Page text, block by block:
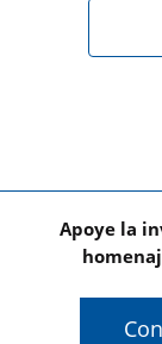
Apoye la